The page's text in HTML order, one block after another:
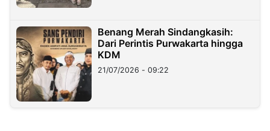
Benang Merah Sindangkasih:
Dari Perintis Purwakarta hingga
KDM
21/07/2026 - 09:22